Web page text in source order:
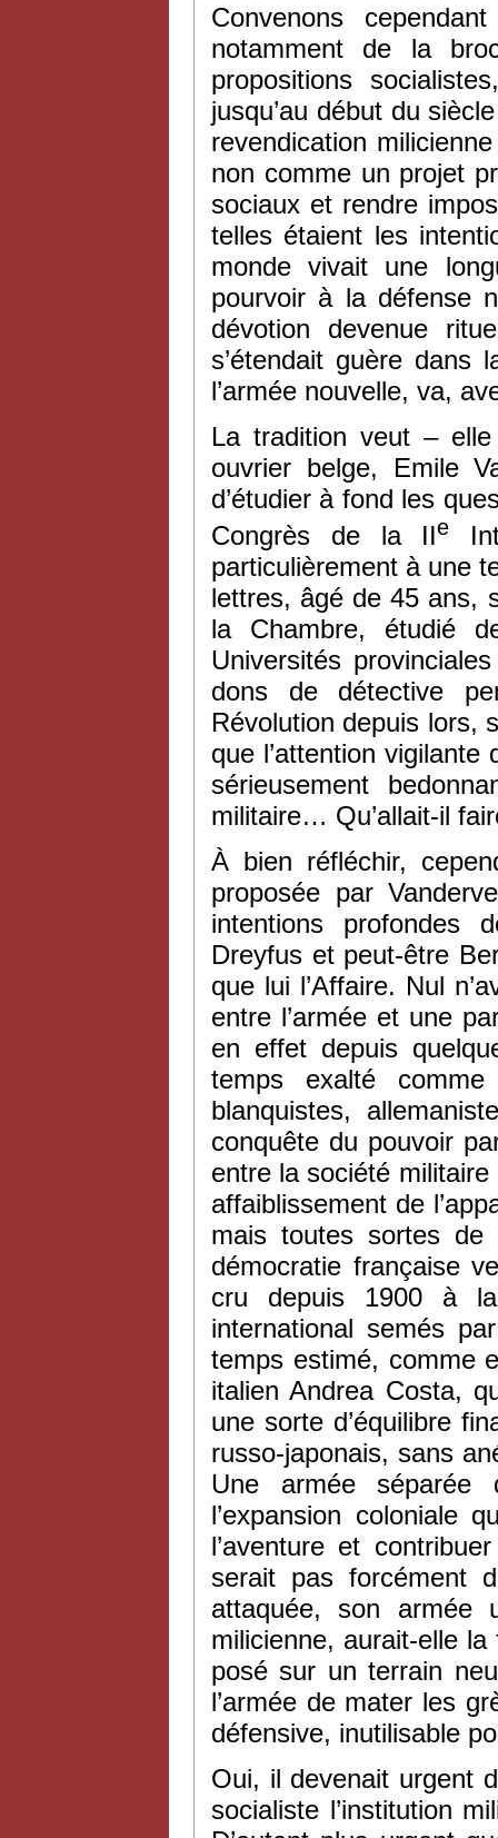
Convenons
notamment de la
propositions
jusqu’au début du
revendication
non comme un projet
sociaux et rendre
telles étaient les
monde vivait une
pourvoir à la défense
dévotion devenue
s’étendait guère dans
l’armée nouvelle, va,
La tradition veut –
ouvrier belge, Emile
d’étudier à fond les
Congrès de la IIe
particulièrement à une
lettres, âgé de 45 ans,
la Chambre, étudié
Universités
dons de détective
Révolution depuis lors,
que l’attention vigilante
sérieusement
militaire… Qu’allait-il
À bien réfléchir,
proposée par
intentions profondes
Dreyfus et peut-être
que lui l’Affaire. Nul
entre l’armée et une
en effet depuis
temps exalté
blanquistes,
conquête du pouvoir
entre la société
affaiblissement de
mais toutes sortes de
démocratie française
cru depuis 1900 à la
international semés
temps estimé, comme
italien Andrea Costa,
une sorte d’équilibre
russo-japonais, sans
Une armée séparée
l’expansion coloniale
l’aventure et
serait pas forcément
attaquée, son armée
milicienne, aurait-elle
posé sur un terrain
l’armée de mater les
défensive, inutilisable
Oui, il devenait urgent
socialiste l’institution